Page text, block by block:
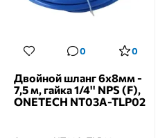
0 0
Двойной шланг 6x8мм -
7,5 м, гайка 1/4'' NPS (F),
ONETECH NT03A-TLP02